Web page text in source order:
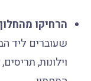
הרחיקו מהחלון:
שעוברים ליד
וילונות,